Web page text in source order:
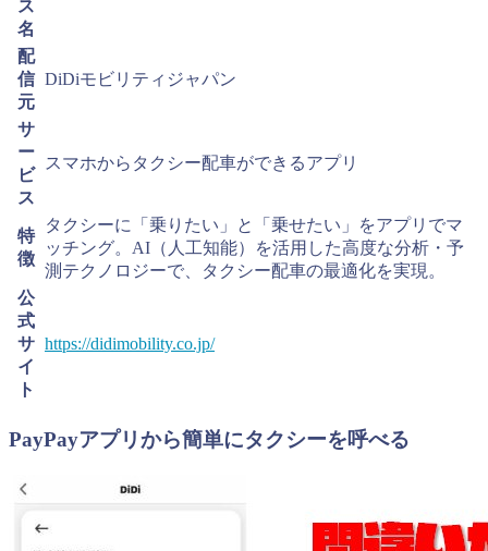
ス
名
配
信
元
DiDiモビリティジャパン
サ
ー
ビ
ス
スマホからタクシー配車ができるアプリ
特
徴
タクシーに「乗りたい」と「乗せたい」をアプリでマ
ッチング。AI（人工知能）を活用した高度な分析・予
測テクノロジーで、タクシー配車の最適化を実現。
公
式
サ
イ
ト
https://didimobility.co.jp/
PayPayアプリから簡単にタクシーを呼べる